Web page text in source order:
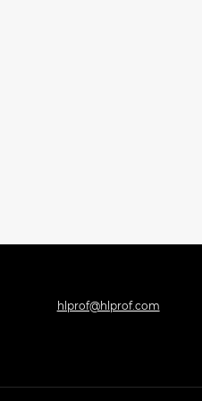
hlprof@hlprof.com